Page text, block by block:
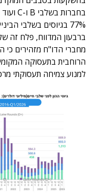
ברבעון המדווח, פלח זה
מחברי הדו"ח מזהירים
הרוחבית בתעסוקה
למנוע צמיחה תעסוקתי